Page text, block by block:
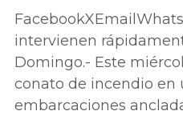
intervienen
Domingo.- Este
conato de incendio en
embarcaciones